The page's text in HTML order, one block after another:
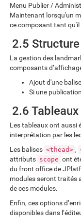
Menu Publier /
Maintenant lorsqu'un
ce composant tant qu'il
2.5
La gestion des
composants
Ajout d'une
Si une
2.6
Les tableaux ont aussi
interprétation par les
Les balises <thead> ,
attributs scope ont
du front office de
modules seront traités
de ces modules.
Enfin, ces options
disponibles dans